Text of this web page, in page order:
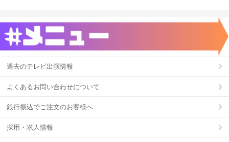
過去のテレビ出演情報
よくあるお問い合わせについて
銀行振込でご注文のお客様へ
採用・求人情報